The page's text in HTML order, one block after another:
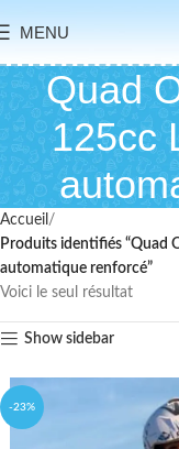
MENU
Quad
125cc
Accueil
Produits identifiés “Quad
automatique renforcé”
Voici le seul résultat
Show sidebar
-23%